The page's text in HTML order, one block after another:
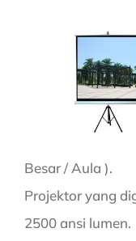
Besar / Aula ).
Projektor yang
2500 ansi lumen.